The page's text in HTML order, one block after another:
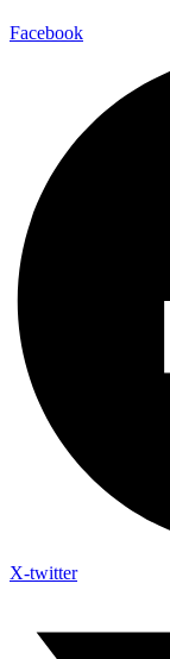
Facebook
X-twitter